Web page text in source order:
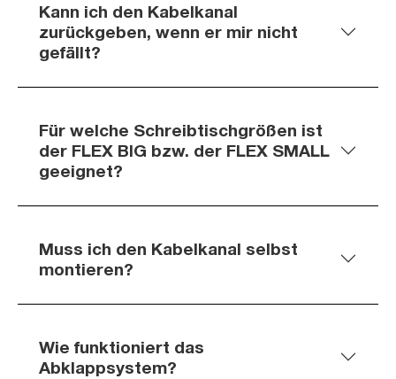
Kann ich den Kabelkanal
zurückgeben, wenn er mir nicht
gefällt?
Für welche Schreibtischgrößen ist
der FLEX BIG bzw. der FLEX SMALL
geeignet?
Muss ich den Kabelkanal selbst
montieren?
Wie funktioniert das
Abklappsystem?